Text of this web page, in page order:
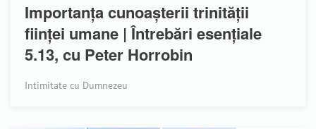
Importanța cunoașterii trinității
ființei umane | Întrebări esențiale
5.13, cu Peter Horrobin
Intimitate cu Dumnezeu